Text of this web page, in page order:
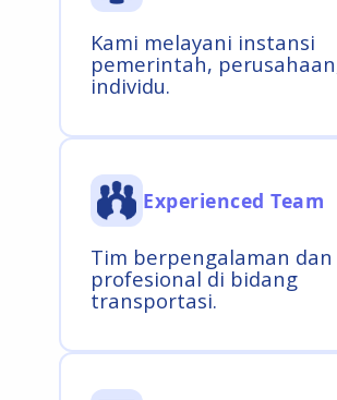
Kami melayani instansi
pemerintah,
individu.
Experienced Team
Tim berpengalaman dan
profesional di bidang
transportasi.